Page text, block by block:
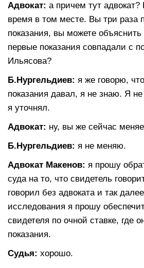
Адвокат: а причем тут
время в том месте. Вы три раза
показания, вы можете
первые показания совпадали с
Ильясова?
Б.Нургельдиев: я же говорю,
показания давал, я не знаю. Я
я уточнял.
Адвокат: ну, вы же сейчас
Б.Нургельдиев: я не меняю.
Адвокат Макенов: я прошу
суда на то, что свидетель
говорил без адвоката и так
исследования я прошу
свидетеля по очной ставке, где
показания.
Судья: хорошо.